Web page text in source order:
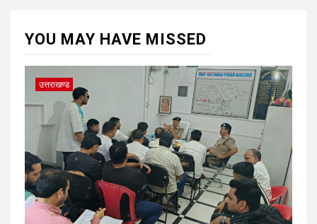
YOU MAY HAVE MISSED
उत्तराखण्ड